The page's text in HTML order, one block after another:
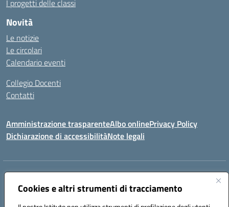
Cookies e altri strumenti di tracciamento
I progetti delle classi
Novità
Le notizie
Le circolari
Calendario eventi
Collegio Docenti
Contatti
Amministrazione trasparenteAlbo onlinePrivacy Policy
Dichiarazione di accessibilitàNote legali
Indirizzo:
Centralino:+39 0836.341064 Email:leic81300l@istruzione.it